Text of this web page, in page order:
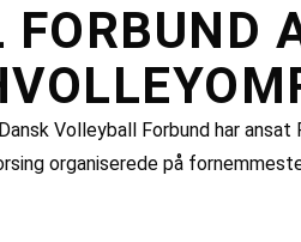
Volleyball Forbund har
organiserede på